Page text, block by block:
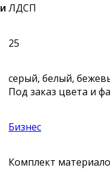
ЛДСП
25
серый, белый,
Под заказ цвета и
Бизнес
Комплект